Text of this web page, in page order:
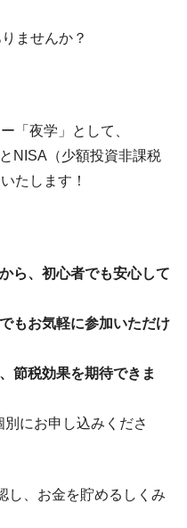
ませんか？
「夜学」として、
NISA（少額投資非課税
たします！
ら、初心者でも安心して
もお気軽に参加いただけ
節税効果を期待できま
にお申し込みくださ
し、お金を貯めるしくみ